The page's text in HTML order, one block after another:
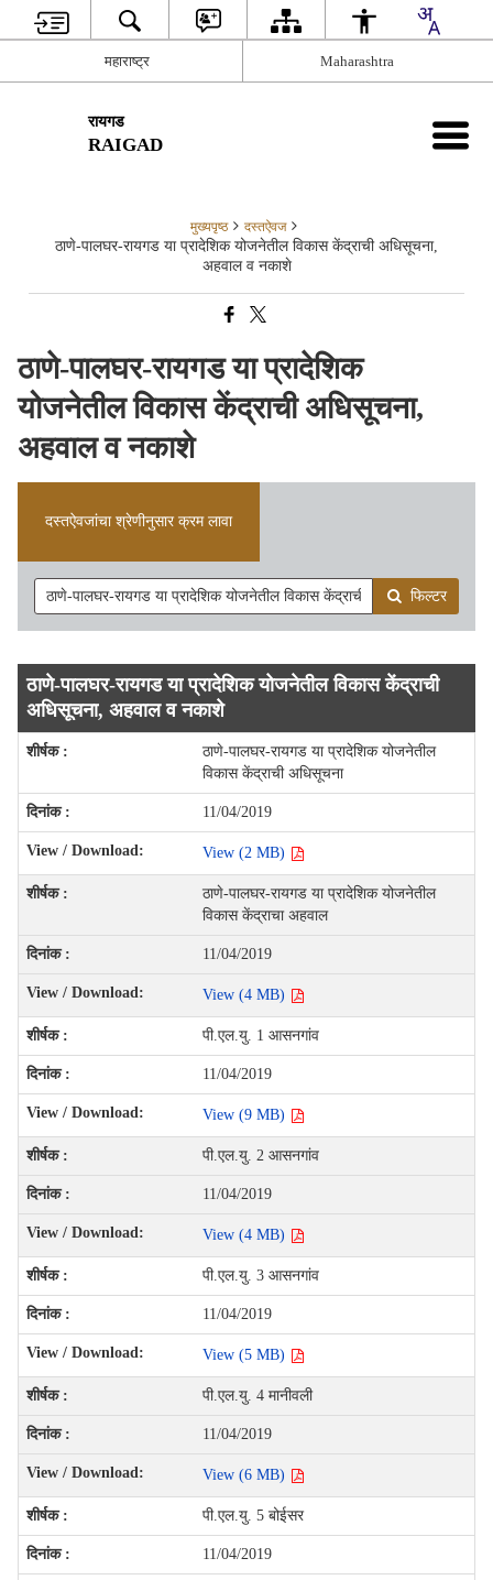
महाराष्ट्र Maharashtra
रायगड
RAIGAD
मुख्यपृष्ठ दस्तऐवज
ठाणे-पालघर-रायगड या प्रादेशिक योजनेतील विकास केंद्राची अधिसूचना,
अहवाल व नकाशे
ठाणे-पालघर-रायगड या प्रादेशिक
योजनेतील विकास केंद्राची अधिसूचना,
अहवाल व नकाशे
दस्तऐवजांचा श्रेणीनुसार क्रम लावा
फिल्टर
ठाणे-पालघर-रायगड या प्रादेशिक योजनेतील विकास केंद्राची
अधिसूचना, अहवाल व नकाशे
ठाणे-पालघर-रायगड या प्रादेशिक योजनेतील
विकास केंद्राची अधिसूचना
11/04/2019
View (2 MB)
ठाणे-पालघर-रायगड या प्रादेशिक योजनेतील
विकास केंद्राचा अहवाल
11/04/2019
View (4 MB)
पी.एल.यु. 1 आसनगांव
11/04/2019
View (9 MB)
पी.एल.यु. 2 आसनगांव
11/04/2019
View (4 MB)
पी.एल.यु. 3 आसनगांव
11/04/2019
View (5 MB)
पी.एल.यु. 4 मानीवली
11/04/2019
View (6 MB)
पी.एल.यु. 5 बोईसर
11/04/2019